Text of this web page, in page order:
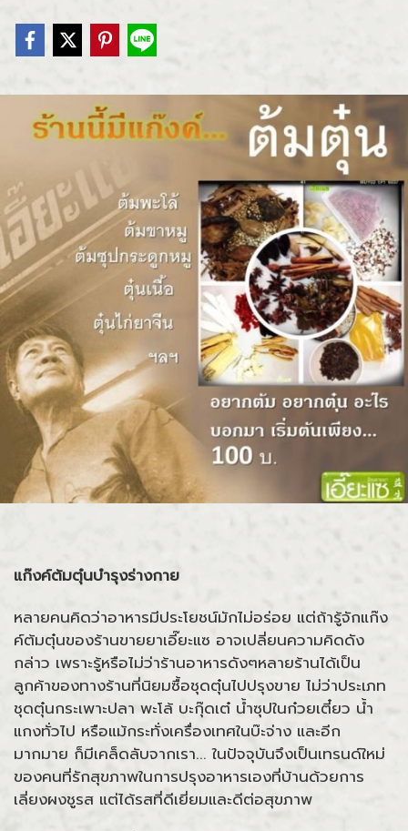
แก๊งค์ต้มตุ๋นบำรุงร่างกาย
หลายคนคิดว่าอาหารมีประโยชน์มักไม่อร่อย แต่ถ้ารู้จักแก๊ง
ค์ต้มตุ๋นของร้านขายยาเอี๊ยะแซ อาจเปลี่ยนความคิดดัง
กล่าว เพราะรู้หรือไม่ว่าร้านอาหารดังๆหลายร้านได้เป็น
ลูกค้าของทางร้านที่นิยมซื้อชุดตุ๋นไปปรุงขาย ไม่ว่าประเภท
ชุดตุ๋นกระเพาะปลา พะโล้ บะกุ๊ดเต๋ น้ำซุปในก๋วยเตี๋ยว น้ำ
แกงทั่วไป หรือแม้กระทั่งเครื่องเทศในบ๊ะจ่าง และอีก
มากมาย ก็มีเคล็ดลับจากเรา... ในปัจจุบันจึงเป็นเทรนด์ใหม่
ของคนที่รักสุขภาพในการปรุงอาหารเองที่บ้านด้วยการ
เลี่ยงผงชูรส แต่ได้รสที่ดีเยี่ยมและดีต่อสุขภาพ